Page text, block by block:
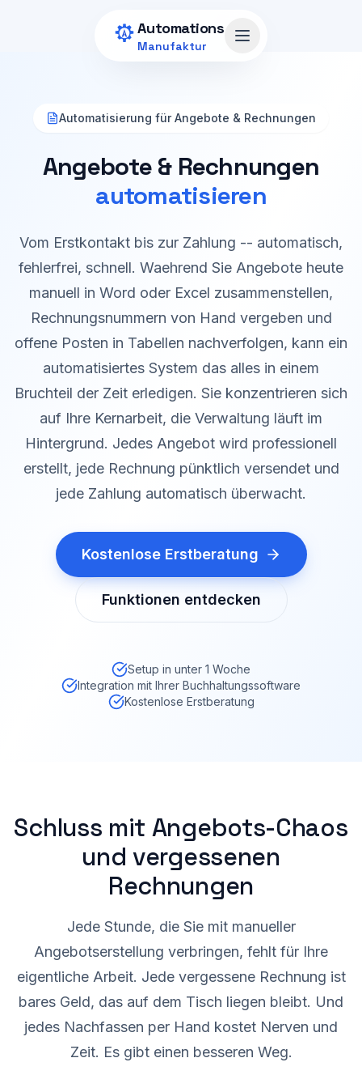
Automations
Manufaktur Menü öffnen
Automatisierung für Angebote & Rechnungen
Angebote & Rechnungen
automatisieren
Vom Erstkontakt bis zur Zahlung -- automatisch,
fehlerfrei, schnell. Waehrend Sie Angebote heute
manuell in Word oder Excel zusammenstellen,
Rechnungsnummern von Hand vergeben und
offene Posten in Tabellen nachverfolgen, kann ein
automatisiertes System das alles in einem
Bruchteil der Zeit erledigen. Sie konzentrieren sich
auf Ihre Kernarbeit, die Verwaltung läuft im
Hintergrund. Jedes Angebot wird professionell
erstellt, jede Rechnung pünktlich versendet und
jede Zahlung automatisch überwacht.
Kostenlose Erstberatung
Funktionen entdecken
Setup in unter 1 Woche
Integration mit Ihrer Buchhaltungssoftware
Kostenlose Erstberatung
Schluss mit Angebots-Chaos
und vergessenen
Rechnungen
Jede Stunde, die Sie mit manueller
Angebotserstellung verbringen, fehlt für Ihre
eigentliche Arbeit. Jede vergessene Rechnung ist
bares Geld, das auf dem Tisch liegen bleibt. Und
jedes Nachfassen per Hand kostet Nerven und
Zeit. Es gibt einen besseren Weg.